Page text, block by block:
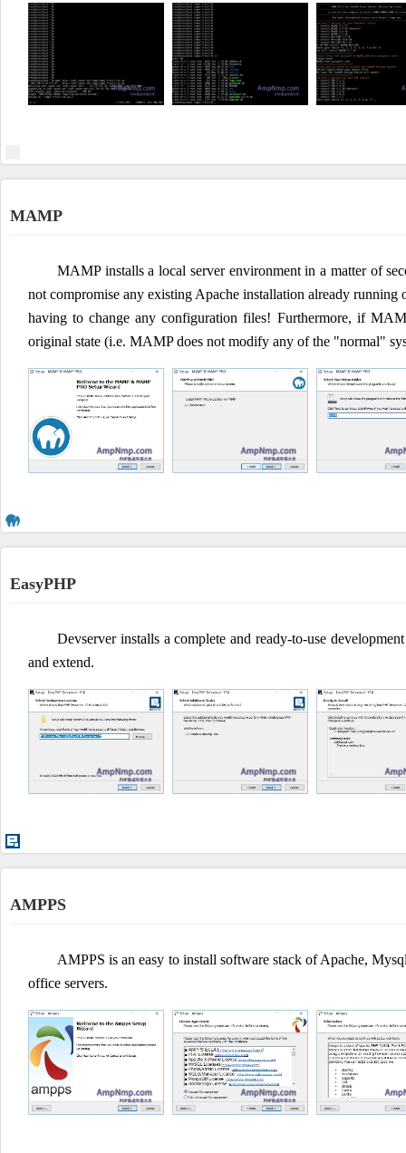
MAMP
MAMP installs a local server environment in a matter of
not compromise any existing Apache installation already
having to change any configuration files! Furthermore, if
original state (i.e. MAMP does not modify any of the "normal"
EasyPHP
Devserver installs a complete and ready-to-use
and extend.
AMPPS
AMPPS is an easy to install software stack of Apache,
office servers.